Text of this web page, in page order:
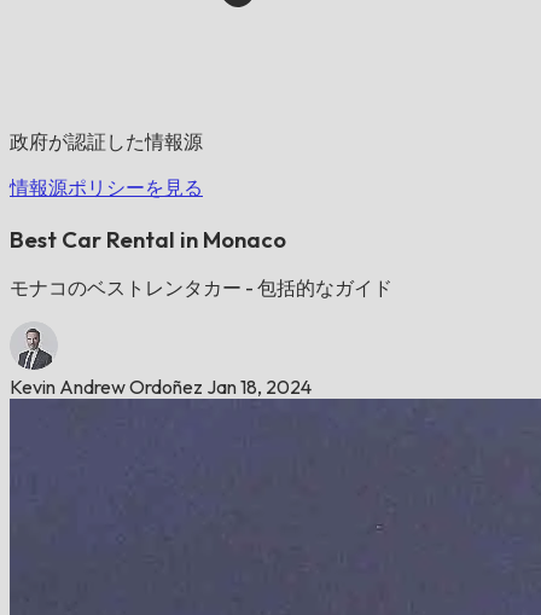
政府が認証した情報源
情報源ポリシーを見る
Best Car Rental in Monaco
モナコのベストレンタカー - 包括的なガイド
Kevin Andrew Ordoñez Jan 18, 2024